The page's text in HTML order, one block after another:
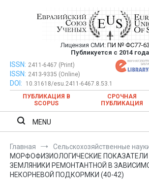
Евразийский Союз
публикация научных
ежемесячном
Лицензия СМИ: ПИ № ФС77-
Публикуется с 2014 года
Евразийский Союз Ученых —
ежемесячном научном
ISSN: 2411-6467 (Print)
ISSN: 2413-9335 (Online)
DOI:
10.31618/esu.2411-6467.8.53.1
ПУБЛИКАЦИЯ В
SCOPUS
СРОЧНАЯ
ПУБЛИКАЦИЯ
MENU
Главная
Сельскохозяйственные
МОРФОФИЗИОЛОГИЧЕСКИЕ
ЗЕМЛЯНИКИ РЕМОНТАНТНОЙ В
НЕКОРНЕВОЙ ПОДКОРМКИ (40-42)